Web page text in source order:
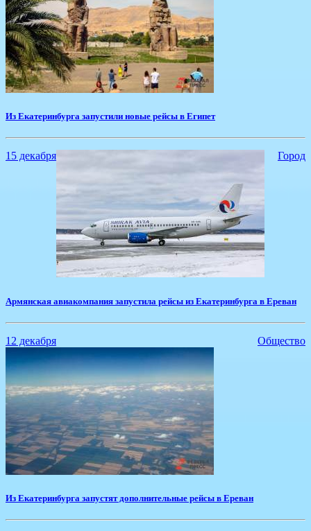
​Из Екатеринбурга запустили новые рейсы в Египет
15 декабря Город
Армянская авиакомпания запустила рейсы из Екатеринбурга в Ереван
12 декабря Общество
Из Екатеринбурга запустят дополнительные рейсы в Ереван